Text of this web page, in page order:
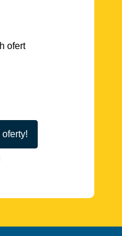
ofert